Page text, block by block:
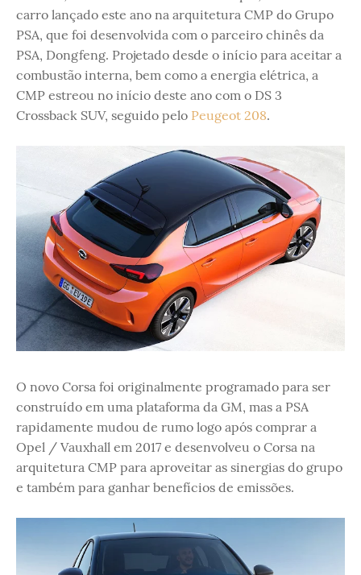
carro lançado este ano na arquitetura CMP do Grupo
PSA, que foi desenvolvida com o parceiro chinês da
PSA, Dongfeng. Projetado desde o início para aceitar a
combustão interna, bem como a energia elétrica, a
CMP estreou no início deste ano com o DS 3
Crossback SUV, seguido pelo Peugeot 208.
O novo Corsa foi originalmente programado para ser
construído em uma plataforma da GM, mas a PSA
rapidamente mudou de rumo logo após comprar a
Opel / Vauxhall em 2017 e desenvolveu o Corsa na
arquitetura CMP para aproveitar as sinergias do grupo
e também para ganhar benefícios de emissões.